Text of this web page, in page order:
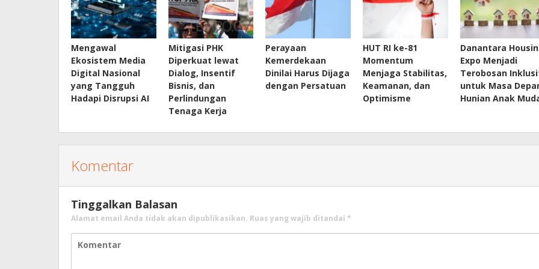
Mengawal
Ekosistem Media
Digital Nasional
yang Tangguh
Hadapi Disrupsi AI
Mitigasi PHK
Diperkuat lewat
Dialog, Insentif
Bisnis, dan
Perlindungan
Tenaga Kerja
Perayaan
Kemerdekaan
Dinilai Harus Dijaga
dengan Persatuan
HUT RI ke-81
Momentum
Menjaga Stabilitas,
Keamanan, dan
Optimisme
Danantara
Expo Menjadi
Terobosan
untuk Masa
Hunian Anak
Komentar
Tinggalkan Balasan
Alamat email Anda tidak akan dipublikasikan. Ruas yang wajib ditandai *